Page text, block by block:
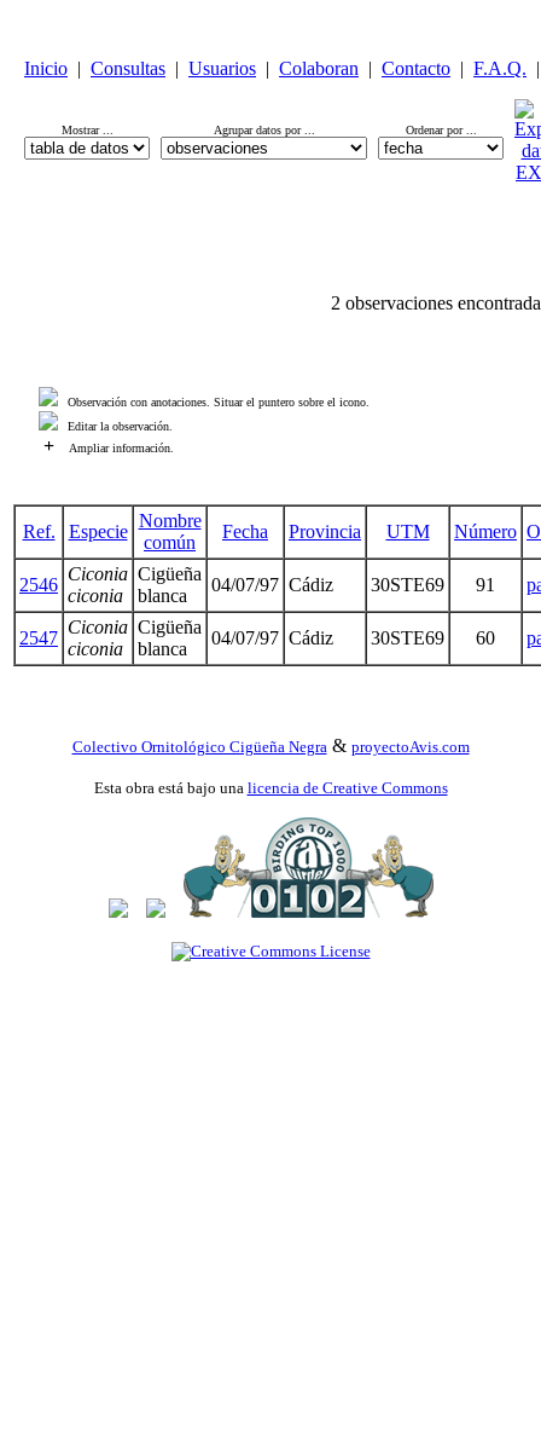
Inicio | Consultas | Usuarios | Colaboran | Contacto | F.A.Q. |
Mostrar ... Agrupar datos por ... Ordenar por ...
2 observaciones
Observación con anotaciones. Situar el puntero sobre el icono.
Editar la observación.
+ Ampliar información.
Ref. Especie
Nombre
común
Fecha Provincia UTM Número
2546
Ciconia
ciconia
Cigüeña
blanca
04/07/97 Cádiz 30STE69 91
2547
Ciconia
ciconia
Cigüeña
blanca
04/07/97 Cádiz 30STE69 60
Colectivo Ornitológico Cigüeña Negra & proyectoAvis.com
Esta obra está bajo una licencia de Creative Commons